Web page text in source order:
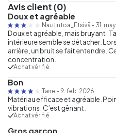
Avis client (0)
Doux et agréable
Nautintoa_Etsivä - 31.
Doux et agréable, mais bruyant.
intérieure semble se détacher.
arrière, un bruit se fait entendre.
concentration.
Achat vérifié
Bon
Tane - 9. feb. 2026
Matériau efficace et agréable.
vibrations. C’est gênant.
Achat vérifié
Gros garçon